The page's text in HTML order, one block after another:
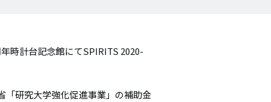
時計台記念館にてSPIRITS 2020-
研究大学強化促進事業」の補助金